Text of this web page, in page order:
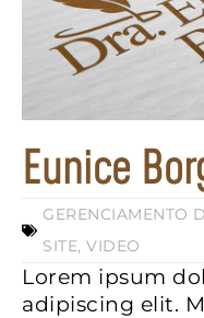
Eunice
GERENCIAMENTO
SITE, VIDEO
Lorem ipsum
adipiscing elit.